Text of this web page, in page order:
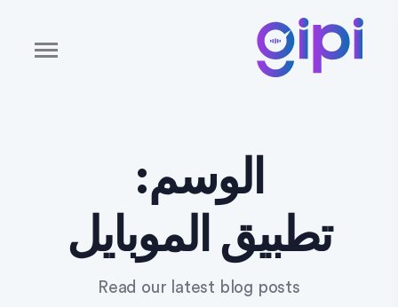
الوسم:
تطبيق الموبايل
Read our latest blog posts